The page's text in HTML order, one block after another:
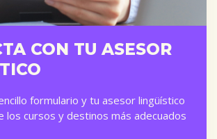
CON TU ASESOR
formulario y tu asesor lingüístico
los cursos y destinos más adecuados